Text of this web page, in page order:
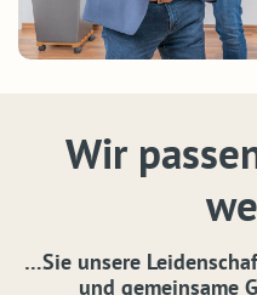
Wir
…Sie unsere
und gemeinsame